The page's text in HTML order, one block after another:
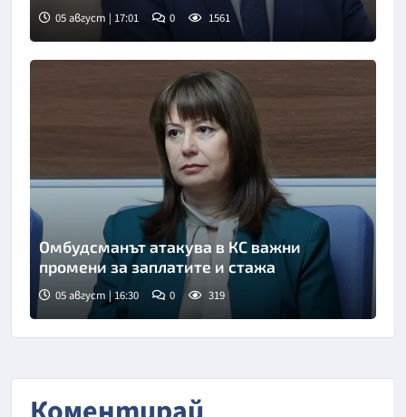
05 август | 17:01 0 1561
Омбудсманът атакува в КС важни
промени за заплатите и стажа
05 август | 16:30 0 319